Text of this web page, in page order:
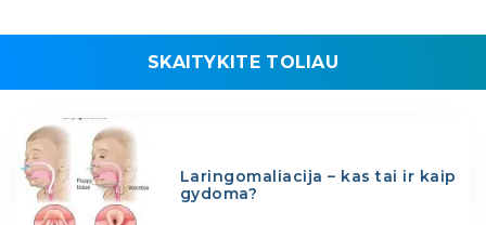
SKAITYKITE TOLIAU
Laringomaliacija – kas tai ir kaip
gydoma?